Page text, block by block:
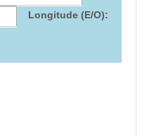
Longitude (E/O):